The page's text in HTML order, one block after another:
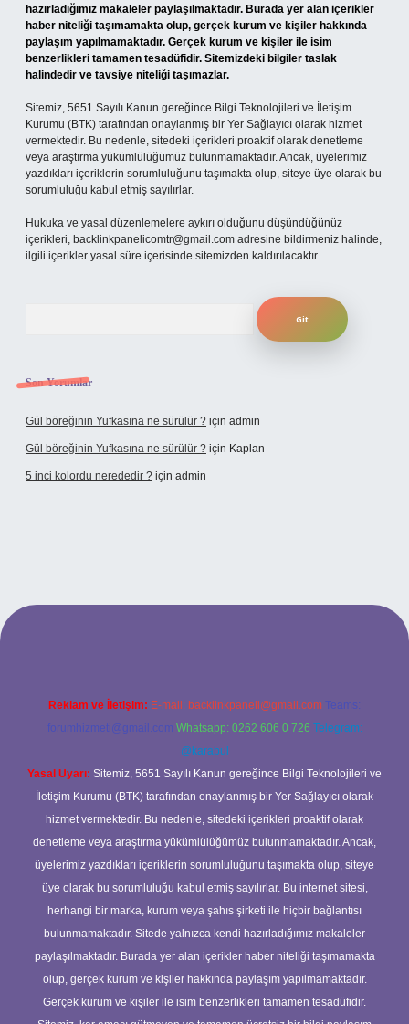
hazırladığımız makaleler paylaşılmaktadır. Burada yer alan içerikler
haber niteliği taşımamakta olup, gerçek kurum ve kişiler hakkında
paylaşım yapılmamaktadır. Gerçek kurum ve kişiler ile isim
benzerlikleri tamamen tesadüfidir. Sitemizdeki bilgiler taslak
halindedir ve tavsiye niteliği taşımazlar.
Sitemiz, 5651 Sayılı Kanun gereğince Bilgi Teknolojileri ve İletişim
Kurumu (BTK) tarafından onaylanmış bir Yer Sağlayıcı olarak hizmet
vermektedir. Bu nedenle, sitedeki içerikleri proaktif olarak denetleme
veya araştırma yükümlülüğümüz bulunmamaktadır. Ancak, üyelerimiz
yazdıkları içeriklerin sorumluluğunu taşımakta olup, siteye üye olarak bu
sorumluluğu kabul etmiş sayılırlar.
Hukuka ve yasal düzenlemelere aykırı olduğunu düşündüğünüz
içerikleri, backlinkpanelicomtr@gmail.com adresine bildirmeniz halinde,
ilgili içerikler yasal süre içerisinde sitemizden kaldırılacaktır.
Son Yorumlar
Gül böreğinin Yufkasına ne sürülür ? için admin
Gül böreğinin Yufkasına ne sürülür ? için Kaplan
5 inci kolordu nerededir ? için admin
Reklam ve İletişim: E-mail: backlinkpaneli@gmail.com Teams:
forumhizmeti@gmail.com Whatsapp: 0262 606 0 726 Telegram:
@karabul
Yasal Uyarı: Sitemiz, 5651 Sayılı Kanun gereğince Bilgi Teknolojileri ve
İletişim Kurumu (BTK) tarafından onaylanmış bir Yer Sağlayıcı olarak
hizmet vermektedir. Bu nedenle, sitedeki içerikleri proaktif olarak
denetleme veya araştırma yükümlülüğümüz bulunmamaktadır. Ancak,
üyelerimiz yazdıkları içeriklerin sorumluluğunu taşımakta olup, siteye
üye olarak bu sorumluluğu kabul etmiş sayılırlar. Bu internet sitesi,
herhangi bir marka, kurum veya şahıs şirketi ile hiçbir bağlantısı
bulunmamaktadır. Sitede yalnızca kendi hazırladığımız makaleler
paylaşılmaktadır. Burada yer alan içerikler haber niteliği taşımamakta
olup, gerçek kurum ve kişiler hakkında paylaşım yapılmamaktadır.
Gerçek kurum ve kişiler ile isim benzerlikleri tamamen tesadüfidir.